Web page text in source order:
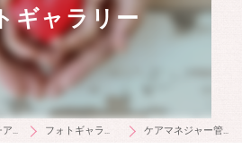
ギャラリー
堺市のケアマネージャーはチアフル フォトギャラリー ケアマネジャー管理者